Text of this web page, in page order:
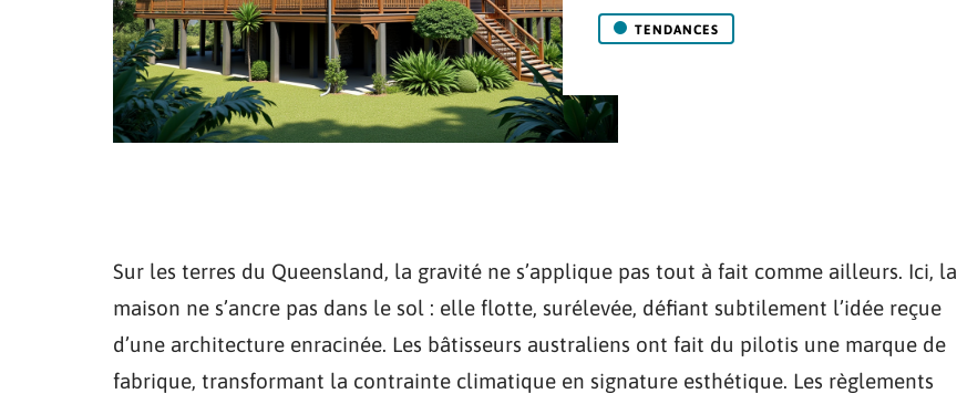
TENDANCES
Sur les terres du Queensland, la gravité ne s’applique pas tout à fait comme ailleurs. Ici, la
maison ne s’ancre pas dans le sol : elle flotte, surélevée, défiant subtilement l’idée reçue
d’une architecture enracinée. Les bâtisseurs australiens ont fait du pilotis une marque de
fabrique, transformant la contrainte climatique en signature esthétique. Les règlements